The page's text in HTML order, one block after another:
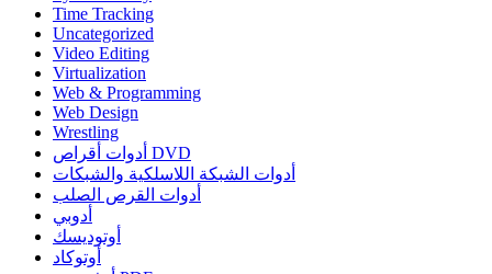
Time Tracking
Uncategorized
Video Editing
Virtualization
Web & Programming
Web Design
Wrestling
أدوات أقراص DVD
أدوات الشبكة اللاسلكية والشبكات
أدوات القرص الصلب
أدوبي
أوتوديسك
أوتوكاد